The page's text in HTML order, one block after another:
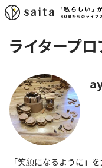
ライタープロ
「笑顔になるように」